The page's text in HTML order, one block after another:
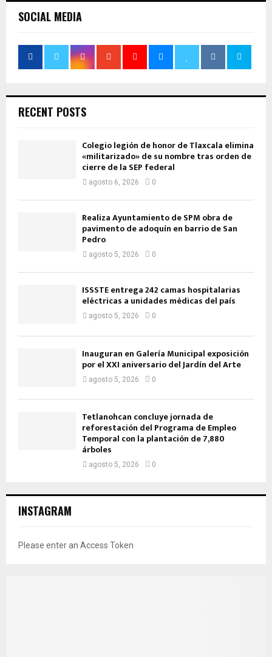
SOCIAL MEDIA
RECENT POSTS
Colegio legión de honor de Tlaxcala elimina
«militarizado» de su nombre tras orden de
cierre de la SEP federal
agosto 6, 2026 0
Realiza Ayuntamiento de SPM obra de
pavimento de adoquín en barrio de San
Pedro
agosto 5, 2026 0
ISSSTE entrega 242 camas hospitalarias
eléctricas a unidades médicas del país
agosto 5, 2026 0
Inauguran en Galería Municipal exposición
por el XXI aniversario del Jardín del Arte
agosto 5, 2026 0
Tetlanohcan concluye jornada de
reforestación del Programa de Empleo
Temporal con la plantación de 7,880
árboles
agosto 5, 2026 0
INSTAGRAM
Please enter an Access Token